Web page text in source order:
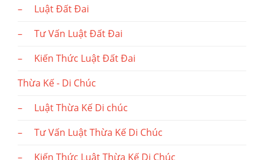
– Luật Đất Đai
– Tư Vấn Luật Đất Đai
– Kiến Thức Luật Đất Đai
Thừa Kế - Di Chúc
– Luật Thừa Kế Di chúc
– Tư Vấn Luật Thừa Kế Di Chúc
– Kiến Thức Luật Thừa Kế Di Chúc